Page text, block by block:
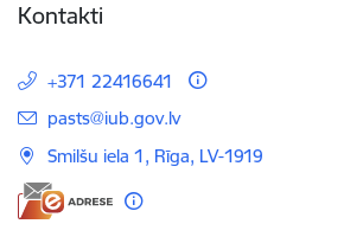
Kontakti
+371 22416641
E-pasts:
pasts@iub.gov.lv
Smilšu iela 1, Rīga, LV-1919